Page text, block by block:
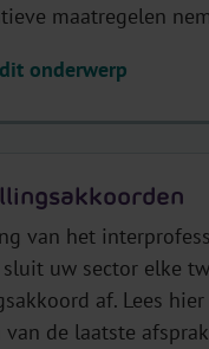
maatregelen
onderwerp
van het
sluit uw sector elke
af. Lees hier
de laatste